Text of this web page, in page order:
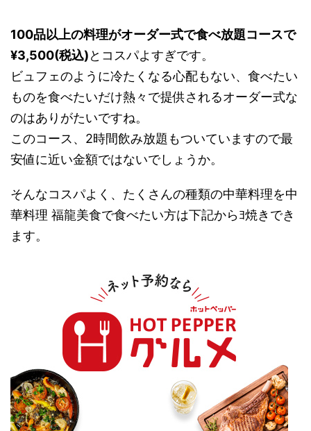
100品以上の料理がオーダー式で食べ放題コースで
¥3,500(税込)とコスパよすぎです。
ビュフェのように冷たくなる心配もない、食べたい
ものを食べたいだけ熱々で提供されるオーダー式な
のはありがたいですね。
このコース、2時間飲み放題もついていますので最
安値に近い金額ではないでしょうか。
そんなコスパよく、たくさんの種類の中華料理を中
華料理 福龍美食で食べたい方は下記からﾖ焼きでき
ます。